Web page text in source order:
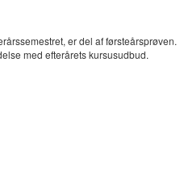
er del af førsteårsprøven.
med efterårets kursusudbud.